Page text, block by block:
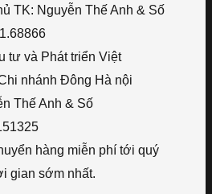
TK: Nguyễn Thế Anh & Số
tư và Phát triển Việt
nhánh Đông Hà nội
Thế Anh & Số
hàng miễn phí tới quý
gian sớm nhất.